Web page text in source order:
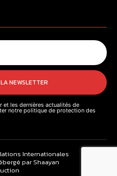
NEWSLETTER
et les dernières actualités de
notre politique de protection des
Internationales
par Shaayan